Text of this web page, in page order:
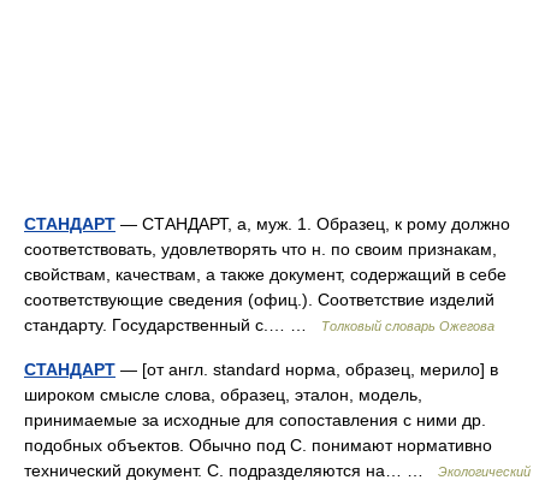
СТАНДАРТ — СТАНДАРТ, а, муж. 1. Образец, к рому должно
соответствовать, удовлетворять что н. по своим признакам,
свойствам, качествам, а также документ, содержащий в себе
соответствующие сведения (офиц.). Соответствие изделий
стандарту. Государственный с.… …
Толковый словарь Ожегова
СТАНДАРТ — [от англ. standard норма, образец, мерило] в
широком смысле слова, образец, эталон, модель,
принимаемые за исходные для сопоставления с ними др.
подобных объектов. Обычно под С. понимают нормативно
технический документ. С. подразделяются на… …
Экологический